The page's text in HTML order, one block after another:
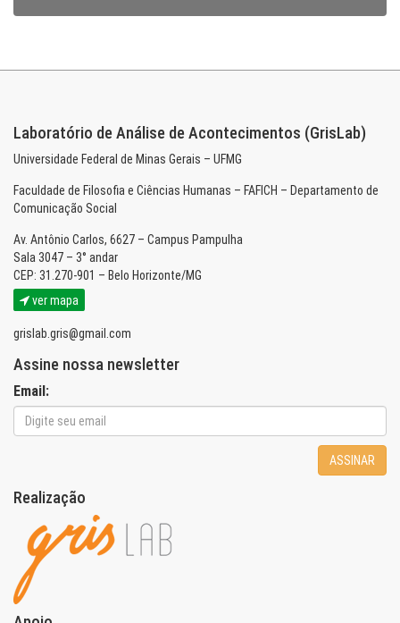
Laboratório de Análise de Acontecimentos (GrisLab)
Universidade Federal de Minas Gerais – UFMG
Faculdade de Filosofia e Ciências Humanas – FAFICH – Departamento de
Comunicação Social
Av. Antônio Carlos, 6627 – Campus Pampulha
Sala 3047 – 3° andar
CEP: 31.270-901 – Belo Horizonte/MG
ver mapa
grislab.gris@gmail.com
Assine nossa newsletter
Email:
ASSINAR
Realização